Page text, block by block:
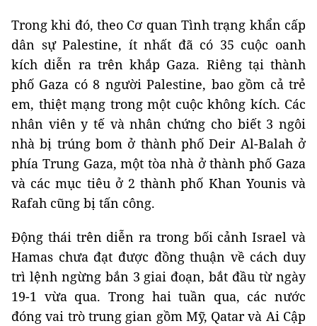
Trong khi đó, theo Cơ quan Tình trạng khẩn cấp
dân sự Palestine, ít nhất đã có 35 cuộc oanh
kích diễn ra trên khắp Gaza. Riêng tại thành
phố Gaza có 8 người Palestine, bao gồm cả trẻ
em, thiệt mạng trong một cuộc không kích. Các
nhân viên y tế và nhân chứng cho biết 3 ngôi
nhà bị trúng bom ở thành phố Deir Al-Balah ở
phía Trung Gaza, một tòa nhà ở thành phố Gaza
và các mục tiêu ở 2 thành phố Khan Younis và
Rafah cũng bị tấn công.
Động thái trên diễn ra trong bối cảnh Israel và
Hamas chưa đạt được đồng thuận về cách duy
trì lệnh ngừng bắn 3 giai đoạn, bắt đầu từ ngày
19-1 vừa qua. Trong hai tuần qua, các nước
đóng vai trò trung gian gồm Mỹ, Qatar và Ai Cập